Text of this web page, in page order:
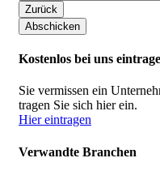
Zurück
Kostenlos bei uns
Sie vermissen ein
tragen Sie sich hier ein.
Hier eintragen
Verwandte Branchen